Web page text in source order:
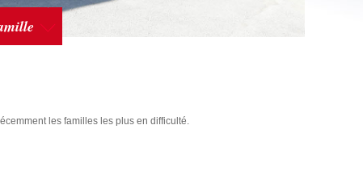
les familles les plus en difficulté.